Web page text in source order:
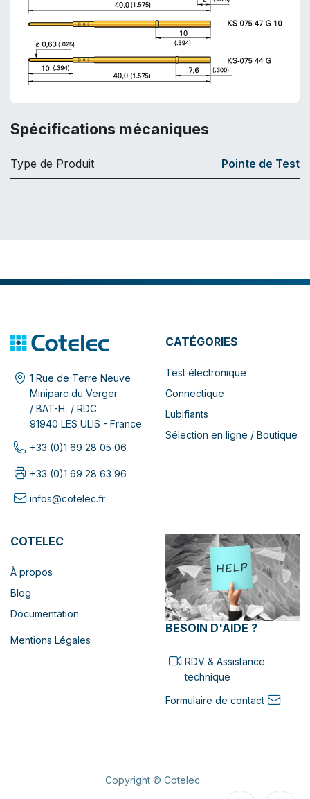
Spécifications mécaniques
Type de Produit Pointe de Test
1 Rue de Terre Neuve
Miniparc du Verger
/ BAT-H / RDC
91940 LES ULIS - France
+33 (0)1 69 28 05 06
+33 (0)1 69 28 63 96
infos@cotelec.fr
CATÉGORIES
Test électronique
Connectique
Lubifiants
Sélection en ligne / Boutique
COTELEC
À propos
Blog
Documentation
Mentions Légales
BESOIN D'AIDE ?
RDV & Assistance
technique
Formulaire de contact
Copyright © Cotelec